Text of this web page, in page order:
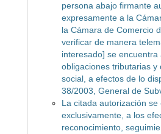
persona abajo firmante
expresamente a la
la Cámara de Comercio
verificar de manera
interesado] se
obligaciones tributarias y
social, a efectos de lo
38/2003, General de
La citada autorización se
exclusivamente, a los
reconocimiento,